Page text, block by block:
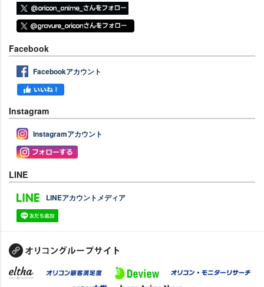
Facebook
Facebookアカウント
Instagram
Instagramアカウント
LINE
LINEアカウントメディア